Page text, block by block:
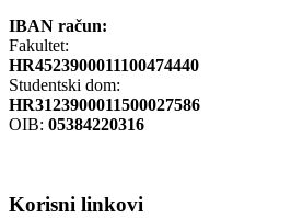
IBAN račun:
Fakultet:
HR4523900011100474440
Studentski dom:
HR3123900011500027586
OIB: 05384220316
Korisni linkovi